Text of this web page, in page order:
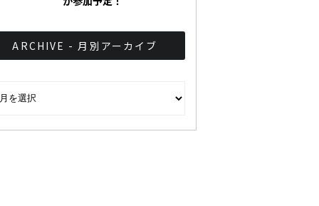
ARCHIVE - 月別アーカイブ
- 月別アーカイブ